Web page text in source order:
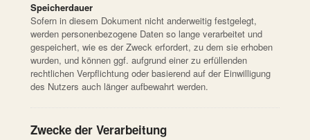
Speicherdauer
Sofern in diesem Dokument nicht anderweitig festgelegt,
werden personenbezogene Daten so lange verarbeitet und
gespeichert, wie es der Zweck erfordert, zu dem sie erhoben
wurden, und können ggf. aufgrund einer zu erfüllenden
rechtlichen Verpflichtung oder basierend auf der Einwilligung
des Nutzers auch länger aufbewahrt werden.
Zwecke der Verarbeitung